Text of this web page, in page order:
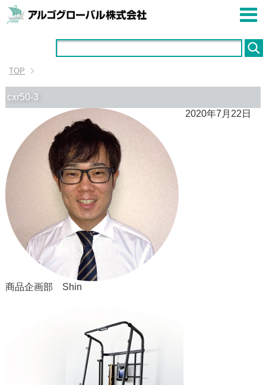
TOP
cxr50-3
2020年7月22日
商品企画部 Shin